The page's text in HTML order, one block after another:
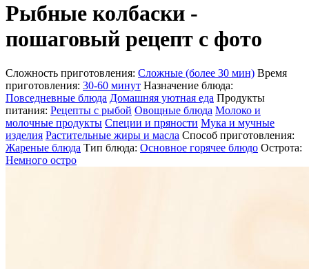
Рыбные колбаски -
пошаговый рецепт с фото
Сложность приготовления: Сложные (более 30 мин) Время
приготовления: 30-60 минут Назначение блюда:
Повседневные блюда Домашняя уютная еда Продукты
питания: Рецепты с рыбой Овощные блюда Молоко и
молочные продукты Специи и пряности Мука и мучные
изделия Растительные жиры и масла Способ приготовления:
Жареные блюда Тип блюда: Основное горячее блюдо Острота:
Немного остро